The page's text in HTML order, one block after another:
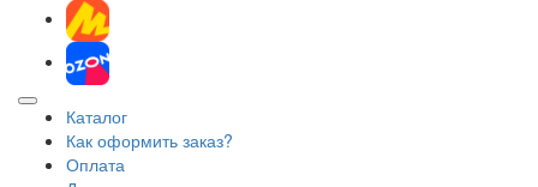
Каталог
Как оформить заказ?
Оплата